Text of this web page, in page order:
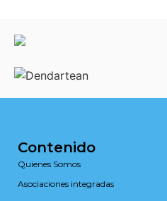
Contenido
Quienes Somos
Asociaciones integradas